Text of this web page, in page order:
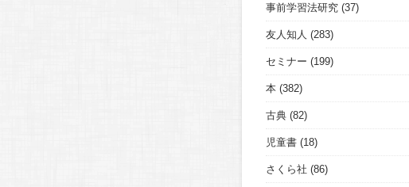
事前学習法研究 (37)
友人知人 (283)
セミナー (199)
本 (382)
古典 (82)
児童書 (18)
さくら社 (86)